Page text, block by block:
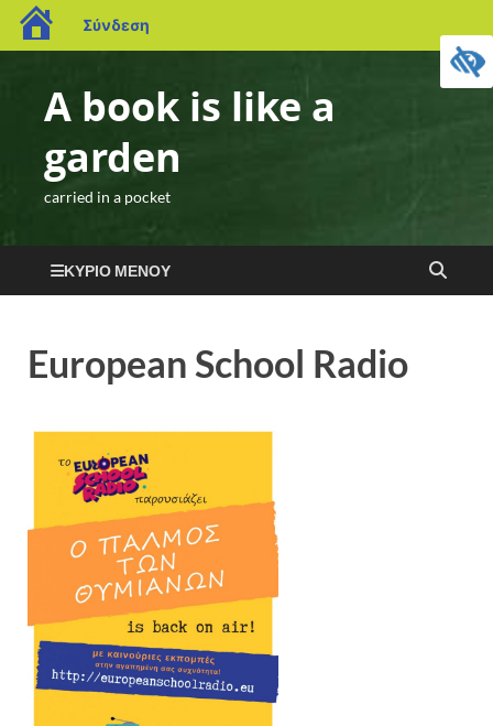
Σύνδεση
A book is like a
garden
carried in a pocket
ΚΎΡΙΟ ΜΕΝΟΎ
European School Radio